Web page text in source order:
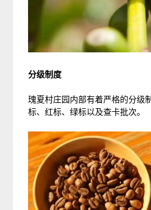
分级制度
瑰夏村庄园内部有着严格的分级
标、红标、绿标以及查卡批次。